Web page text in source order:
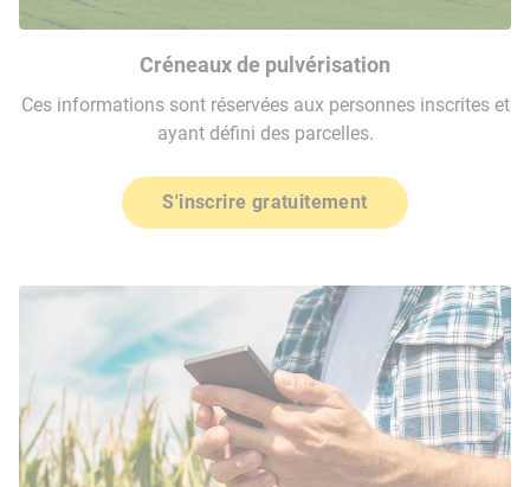
Créneaux de pulvérisation
Ces informations sont réservées aux personnes inscrites et
ayant défini des parcelles.
S'inscrire gratuitement